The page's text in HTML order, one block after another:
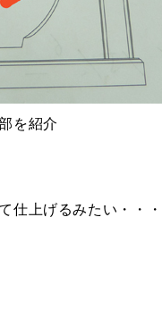
を紹介
仕上げるみたい・・・